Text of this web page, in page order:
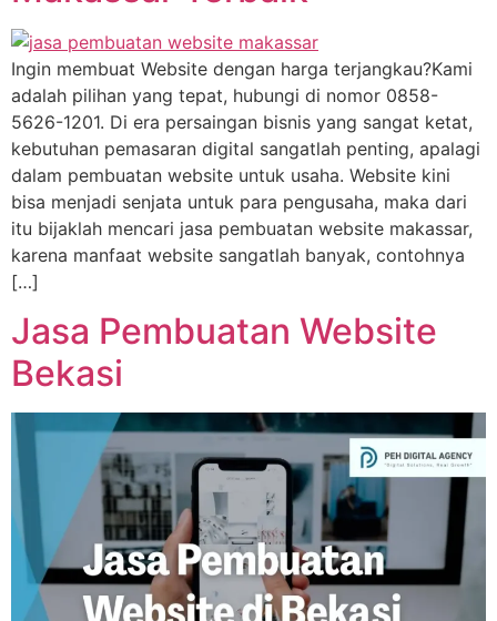
Ingin membuat Website dengan harga terjangkau?Kami
adalah pilihan yang tepat, hubungi di nomor 0858-
5626-1201. Di era persaingan bisnis yang sangat ketat,
kebutuhan pemasaran digital sangatlah penting, apalagi
dalam pembuatan website untuk usaha. Website kini
bisa menjadi senjata untuk para pengusaha, maka dari
itu bijaklah mencari jasa pembuatan website makassar,
karena manfaat website sangatlah banyak, contohnya
[…]
Jasa Pembuatan Website
Bekasi